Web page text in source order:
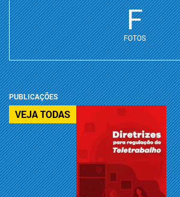
F
FOTOS
PUBLICAÇÕES
VEJA TODAS